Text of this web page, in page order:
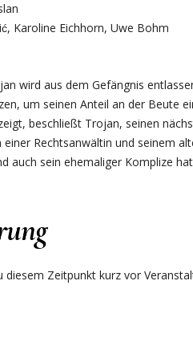
Karoline Eichhorn, Uwe Bohm
wird aus dem Gefängnis
um seinen Anteil an der Beute
beschließt Trojan, seinen
Rechtsanwältin und seinem
auch sein ehemaliger Komplize
diesem Zeitpunkt kurz vor